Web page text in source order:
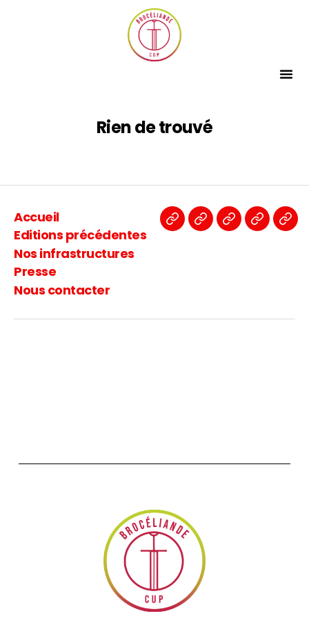
Rien de trouvé
Accueil
Editions précédentes
Nos infrastructures
Presse
Nous contacter